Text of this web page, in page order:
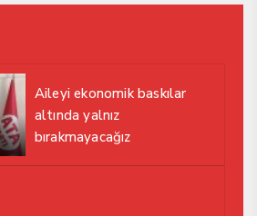
Aileyi ekonomik baskılar
altında yalnız
bırakmayacağız